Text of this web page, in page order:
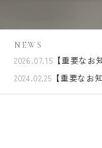
NEWS
2026.07.15 【重要な
2024.02.25 【重要なお